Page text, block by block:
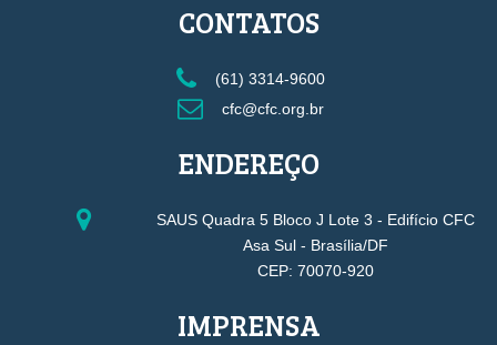
CONTATOS
(61) 3314-9600
cfc@cfc.org.br
ENDEREÇO
SAUS Quadra 5 Bloco J Lote 3 - Edifício CFC
Asa Sul - Brasília/DF
CEP: 70070-920
IMPRENSA